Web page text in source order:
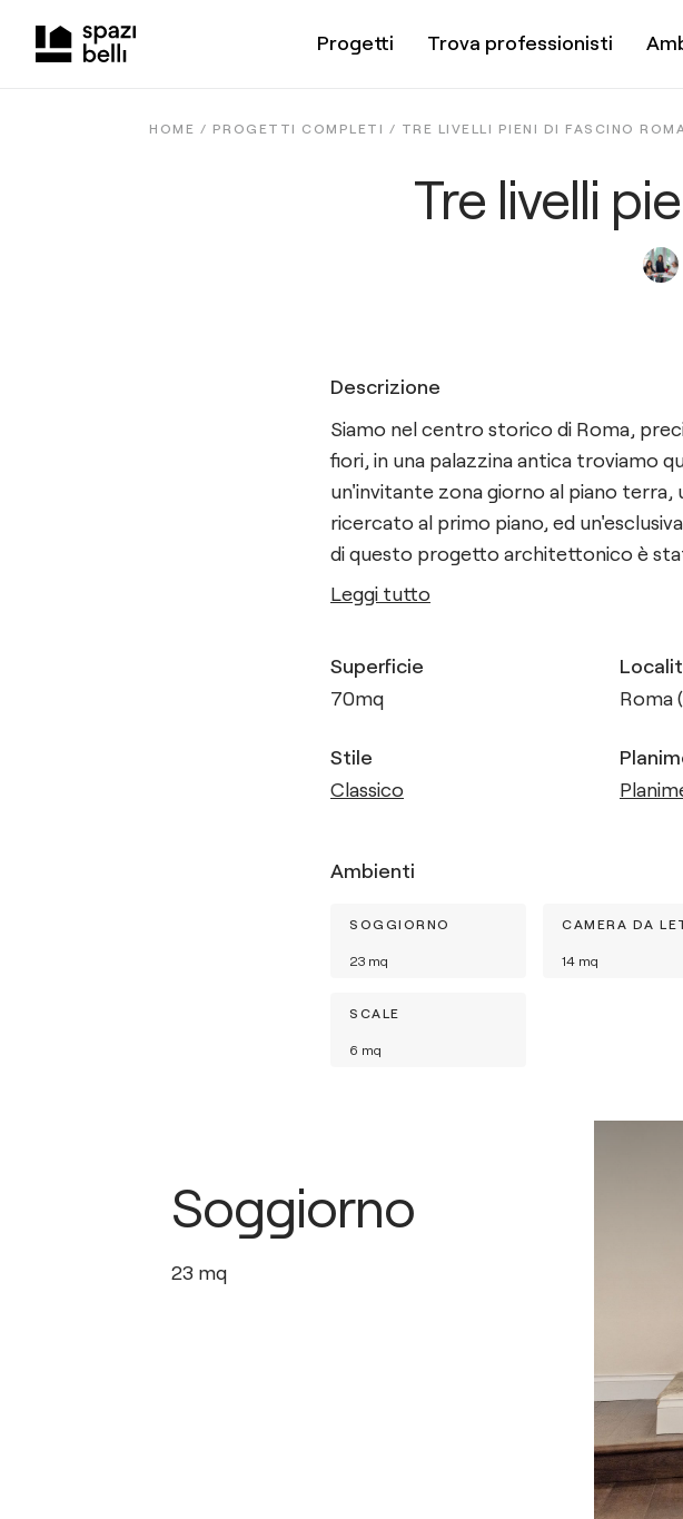
Progetti Trova professionisti
HOME / PROGETTI COMPLETI / TRE LIVELLI PIENI DI FASCINO ROMA
Tre livelli
Descrizione
Siamo nel centro storico di Roma,
fiori, in una palazzina antica troviamo
un'invitante zona giorno al piano
ricercato al primo piano, ed
di questo progetto architettonico è
Leggi tutto
Superficie
70mq
Roma
Stile
Classico
Ambienti
SOGGIORNO
23 mq
CAMERA DA
14 mq
SCALE
6 mq
Soggiorno
23 mq